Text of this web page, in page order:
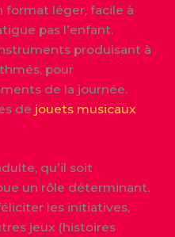
léger, facile à
pas l’enfant.
produisant à
pour
de la journée.
de jouets musicaux
qu’il soit
un rôle déterminant.
les initiatives,
jeux (histoires